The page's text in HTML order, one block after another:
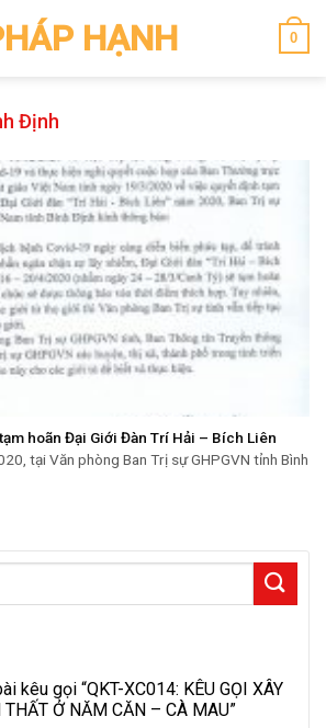
HẠNH 0
Định
hoãn Đại Giới Đàn Trí Hải – Bích Liên
tại Văn phòng Ban Trị sự GHPGVN tỉnh Bình
kêu gọi “QKT-XC014: KÊU GỌI XÂY
THẤT Ở NĂM CĂN – CÀ MAU”